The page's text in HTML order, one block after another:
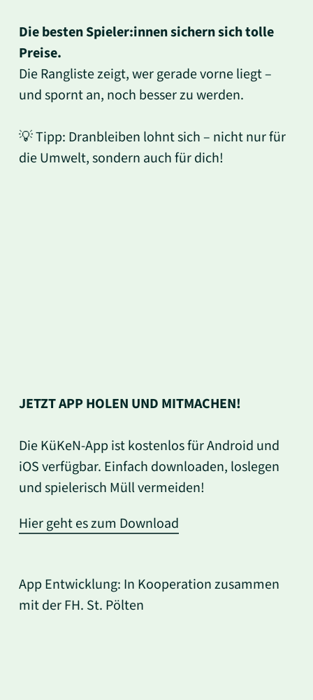
Die besten Spieler:innen sichern sich tolle
Preise.
Die Rangliste zeigt, wer gerade vorne liegt –
und spornt an, noch besser zu werden.
💡 Tipp: Dranbleiben lohnt sich – nicht nur für
die Umwelt, sondern auch für dich!
JETZT APP HOLEN UND MITMACHEN!
Die KüKeN-App ist kostenlos für Android und
iOS verfügbar. Einfach downloaden, loslegen
und spielerisch Müll vermeiden!
Hier geht es zum Download
App Entwicklung: In Kooperation zusammen
mit der FH. St. Pölten